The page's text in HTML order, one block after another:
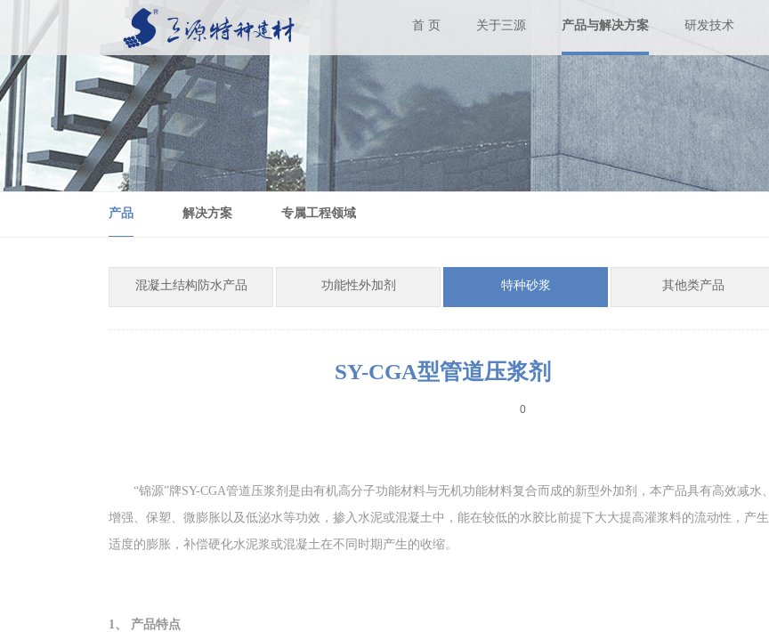
首 页 关于三源 产品与解决方案 研发技术
产品 解决方案 专属工程领域
混凝土结构防水产品 功能性外加剂 特种砂浆 其他类产品
SY-CGA型管道压浆剂
0
“锦源”牌SY-CGA管道压浆剂是由有机高分子功能材料与无机功能材料复合而成的新型外加剂，本产品具有高效减水、
增强、保塑、微膨胀以及低泌水等功效，掺入水泥或混凝土中，能在较低的水胶比前提下大大提高灌浆料的流动性，产生
适度的膨胀，补偿硬化水泥浆或混凝土在不同时期产生的收缩。
1、 产品特点